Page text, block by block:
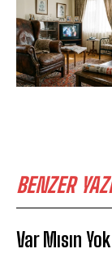
BENZER
Var Mısın